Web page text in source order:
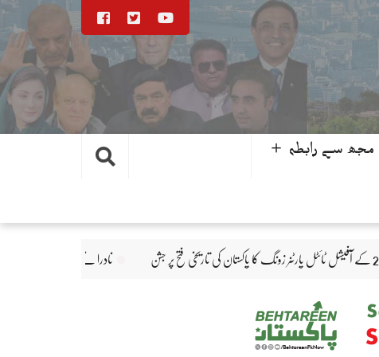
مجھ سے رابطہ ＋
نادرا نے ڈیجیٹل شعبے میں شاندار کامیابیوں پر تین ایوارڈ